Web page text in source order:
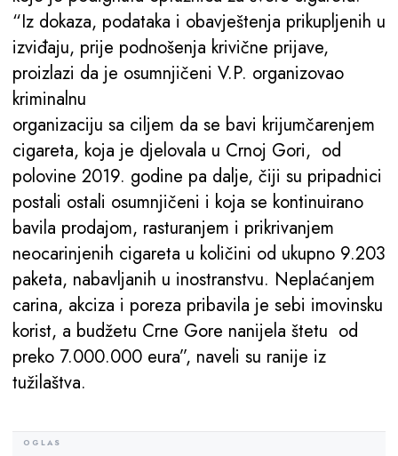
“Iz dokaza, podataka i obavještenja prikupljenih u
izviđaju, prije podnošenja krivične prijave,
proizlazi da je osumnjičeni V.P. organizovao
kriminalnu
organizaciju sa ciljem da se bavi krijumčarenjem
cigareta, koja je djelovala u Crnoj Gori, od
polovine 2019. godine pa dalje, čiji su pripadnici
postali ostali osumnjičeni i koja se kontinuirano
bavila prodajom, rasturanjem i prikrivanjem
neocarinjenih cigareta u količini od ukupno 9.203
paketa, nabavljanih u inostranstvu. Neplaćanjem
carina, akciza i poreza pribavila je sebi imovinsku
korist, a budžetu Crne Gore nanijela štetu od
preko 7.000.000 eura”, naveli su ranije iz
tužilaštva.